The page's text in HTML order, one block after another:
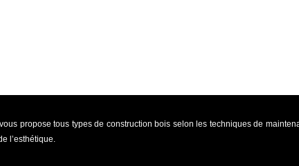
propose tous types de construction bois selon les techniques de
l’esthétique.